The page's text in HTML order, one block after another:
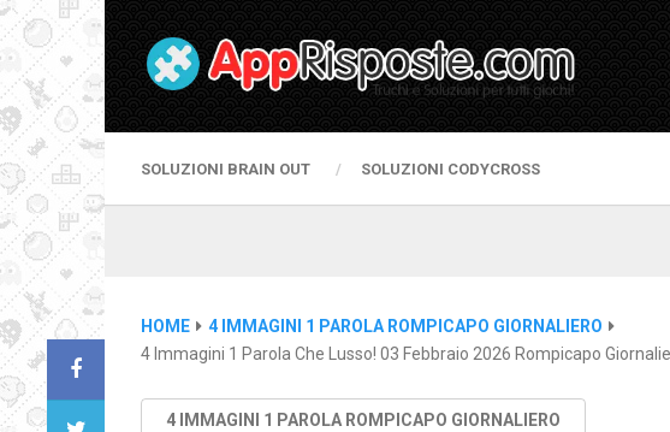
SOLUZIONI BRAIN OUT SOLUZIONI CODYCROSS
HOME
4 IMMAGINI 1 PAROLA ROMPICAPO GIORNALIERO
4 Immagini 1 Parola Che Lusso! 03 Febbraio 2026 Rompicapo
4 IMMAGINI 1 PAROLA ROMPICAPO GIORNALIERO